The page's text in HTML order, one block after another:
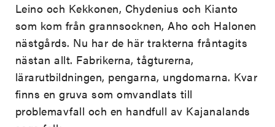
Leino och Kekkonen, Chydenius och Kianto
som kom från grannsocknen, Aho och Halonen
nästgårds. Nu har de här trakterna fråntagits
nästan allt. Fabrikerna, tågturerna,
lärarutbildningen, pengarna, ungdomarna. Kvar
finns en gruva som omvandlats till
problemavfall och en handfull av Kajanalands